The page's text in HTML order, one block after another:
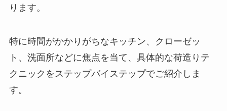
ります。
特に時間がかかりがちなキッチン、クローゼッ
ト、洗面所などに焦点を当て、具体的な荷造りテ
クニックをステップバイステップでご紹介しま
す。